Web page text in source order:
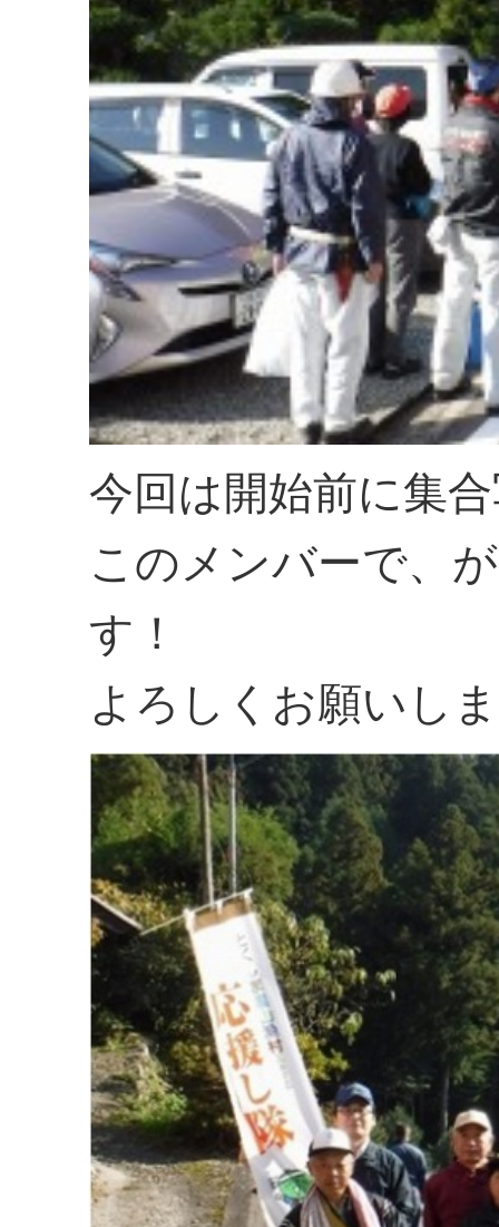
今回は開始前に集
このメンバーで、
す！
よろしくお願いし